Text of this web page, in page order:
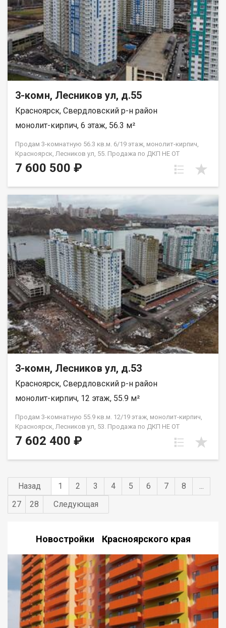
3-комн, Лесников ул, д.55
Красноярск, Свердловский р-н район
монолит-кирпич, 6 этаж, 56.3 м²
Продам 3-комнатную 56.3 кв.м. 6/19 этаж, монолит-кирпич,
Красноярск, Лесников ул, 55. Продажа по ДКП НЕ ОТ
ЗАСТРОЙЩИКА
7 600 500 ₽
3-комн, Лесников ул, д.53
Красноярск, Свердловский р-н район
монолит-кирпич, 12 этаж, 55.9 м²
Продам 3-комнатную 55.9 кв.м. 12/19 этаж, монолит-кирпич,
Красноярск, Лесников ул, 53. Продажа по ДКП НЕ ОТ
ЗАСТРОЙЩИКА
7 602 400 ₽
Назад 1 2 3 4 5 6 7 8
...
27
28 Следующая
Новостройки Красноярского края